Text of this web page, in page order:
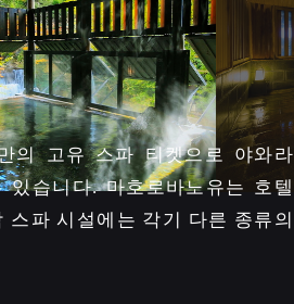
의 고유 스파 티켓으로 야와라
있습니다. 마호로바노유는 호텔
스파 시설에는 각기 다른 종류의